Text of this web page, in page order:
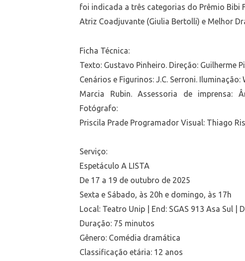
foi indicada a três categorias do Prêmio Bibi
Atriz Coadjuvante (Giulia Bertolli) e Melhor
Ficha Técnica:
Texto: Gustavo Pinheiro. Direção: Guilherme
Cenários e Figurinos: J.C. Serroni.
Marcia Rubin. Assessoria de imprensa:
Fotógrafo:
Priscila Prade Programador Visual: Thiago
Serviço:
Espetáculo A LISTA
De 17 a 19 de outubro de 2025
Sexta e Sábado, às 20h e domingo, às 17h
Local: Teatro Unip | End: SGAS 913 Asa Sul |
Duração: 75 minutos
Gênero: Comédia dramática
Classificação etária: 12 anos